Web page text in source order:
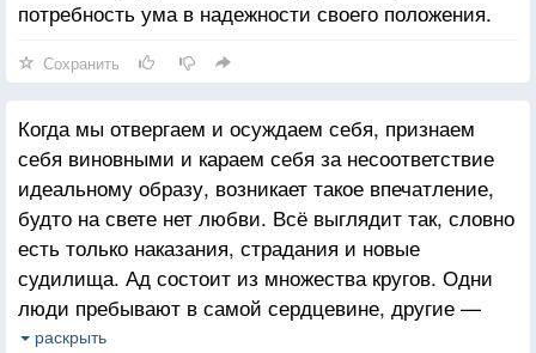
потребность ума в надежности своего положения.
Сохранить
Когда мы отвергаем и осуждаем себя, признаем
себя виновными и караем себя за несоответствие
идеальному образу, возникает такое впечатление,
будто на свете нет любви. Всё выглядит так, словно
есть только наказания, страдания и новые
судилища. Ад состоит из множества кругов. Одни
люди пребывают в самой сердцевине, другие —
лишь на самых внешних уровнях, но, так или иначе,
раскрыть